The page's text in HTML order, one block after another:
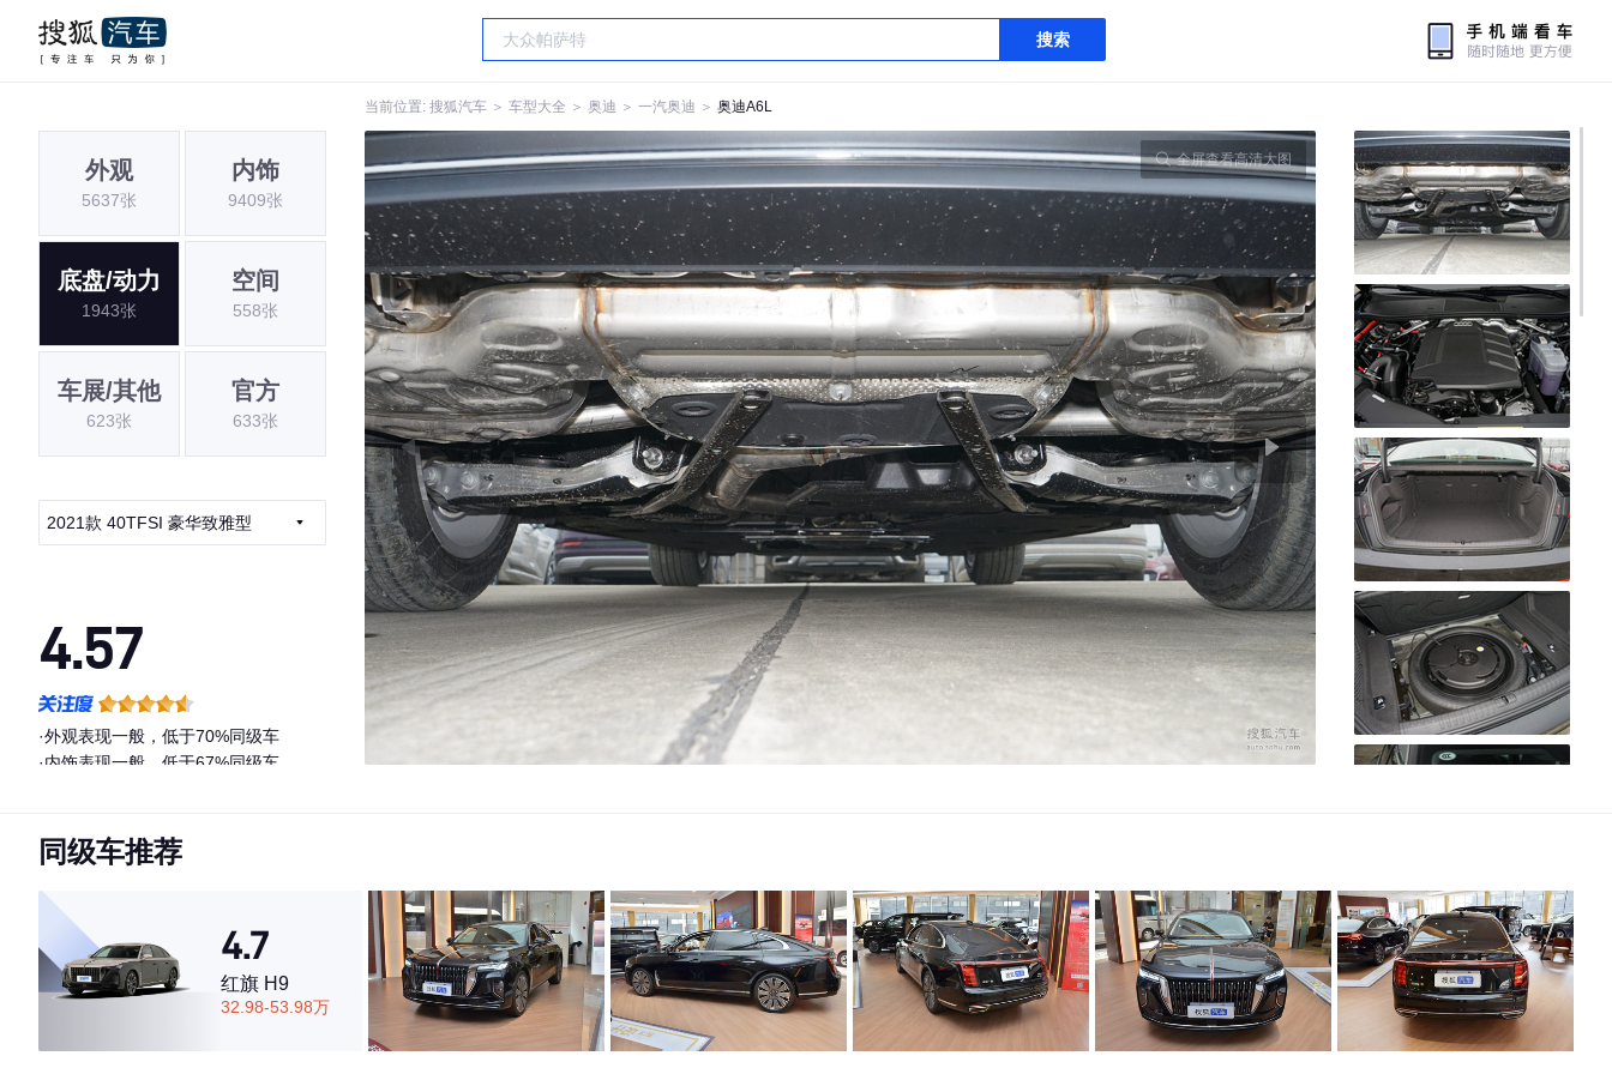
搜索
当前位置: 搜狐汽车 ＞ 车型大全 ＞ 奥迪 ＞ 一汽奥迪 ＞ 奥迪A6L
外观
5637张
内饰
9409张
底盘/动力
1943张
空间
558张
车展/其他
623张
官方
633张
2021款 40TFSI 豪华致雅型
4.57
·外观表现一般，低于70%同级车
·内饰表现一般，低于67%同级车
全屏查看高清大图
同级车推荐
4.7
红旗 H9
32.98-53.98万